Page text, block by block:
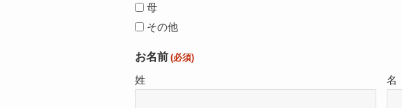
母
その他
お名前 (必須)
姓 名